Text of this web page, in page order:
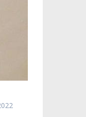
10:47